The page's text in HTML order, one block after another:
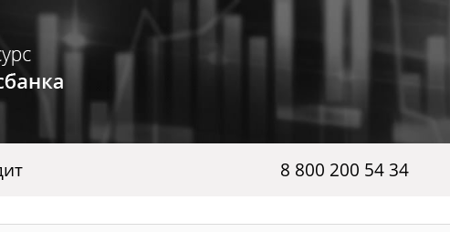
8 800 200 54 34